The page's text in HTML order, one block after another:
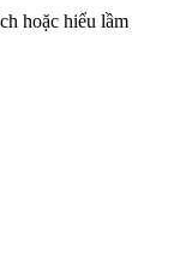
hoặc hiểu lầm